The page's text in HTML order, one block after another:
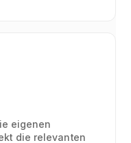
eigenen
die relevanten